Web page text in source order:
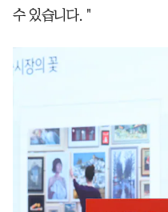
수 있습니다. "